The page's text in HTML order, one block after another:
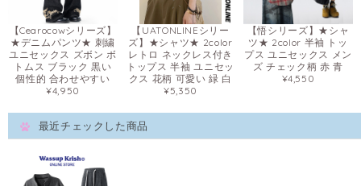
【Cearocowシリーズ】
★デニムパンツ★ 刺繍
ユニセックス ズボン ボ
トムス ブラック 黒い
個性的 合わせやすい
¥4,950
【UATONLINEシリー
ズ】★シャツ★ 2color
レトロ ネックレス付き
トップス 半袖 ユニセッ
クス 花柄 可愛い 緑 白
¥5,350
【悟シリーズ】★シャ
ツ★ 2color 半袖 トッ
プス ユニセックス メン
ズ チェック柄 赤 青
¥4,550
最近チェックした商品